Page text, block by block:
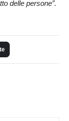
delle persone”.